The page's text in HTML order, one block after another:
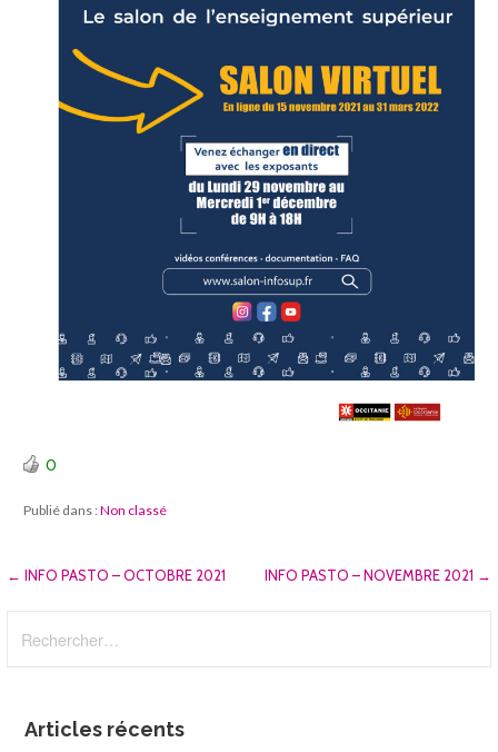
0
Publié dans :Non classé
Navigation
← INFO PASTO – OCTOBRE 2021 INFO PASTO – NOVEMBRE 2021 →
Articles récents